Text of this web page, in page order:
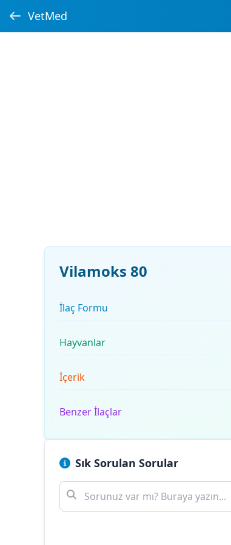
VetMed
Vilamoks 80
İlaç Formu
Hayvanlar
İçerik
Benzer İlaçlar
Sık Sorulan Sorular